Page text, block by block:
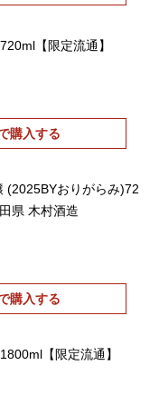
【限定流通】
購入する
(2025BYおりがらみ)72
県 木村酒造
購入する
【限定流通】